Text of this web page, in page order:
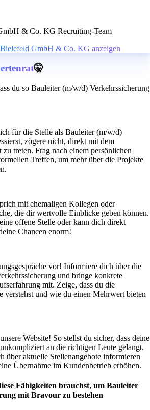
& Co. KG Recruiting-Team
GmbH & Co. KG anzeigen
🤫
du so Bauleiter (m/w/d) Verkehrssicherung
für die Stelle als Bauleiter (m/w/d)
zögere nicht, direkt mit dem
treten. Frag nach einem persönlichen
Treffen, um mehr über die Projekte
mit ehemaligen Kollegen oder
die dir wertvolle Einblicke geben können.
offene Stelle oder kann dich direkt
Chancen enorm!
vor! Informiere dich über die
und bringe konkrete
mit. Zeige, dass du die
verstehst und wie du einen Mehrwert bieten
Website! So stellst du sicher, dass deine
an die richtigen Leute gelangt.
über aktuelle Stellenangebote informieren
Übernahme im Kundenbetrieb erhöhen.
Fähigkeiten brauchst, um Bauleiter
mit Bravour zu bestehen